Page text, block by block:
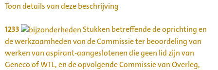
Toon details van deze beschrijving
1233
Stukken betreffende de oprichting en
de werkzaamheden van de Commissie ter beoordeling van
werken van aspirant-aangeslotenen die geen lid zijn van
Geneco of WTL, en de opvolgende Commissie van Overleg,